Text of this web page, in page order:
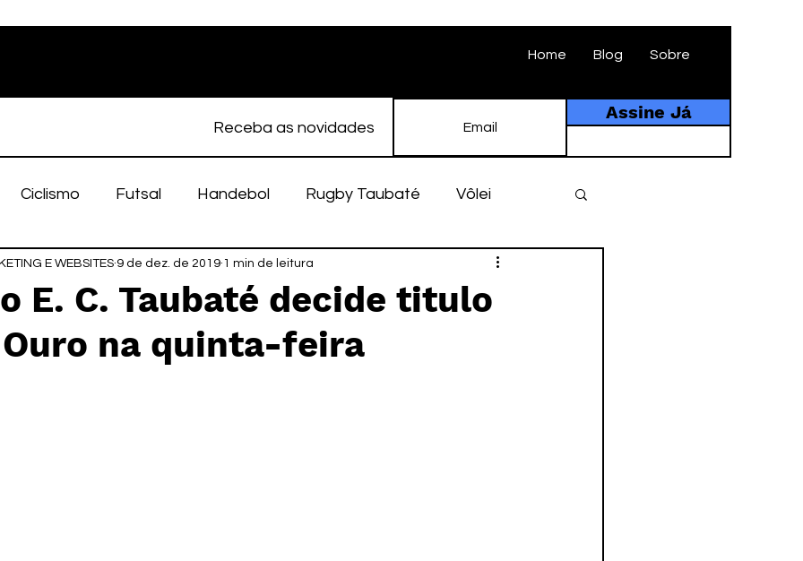
Home Blog Sobre
Receba as novidades
Assine Já
Ciclismo Futsal Handebol Rugby Taubaté Vôlei
Feminino Atletismo EC Taubaté História
Taubaté Fut7 Rugby Fut7
E. C. Taubaté decide titulo
Ouro na quinta-feira
E WEBSITES 9 de dez. de 2019 1 min de leitura